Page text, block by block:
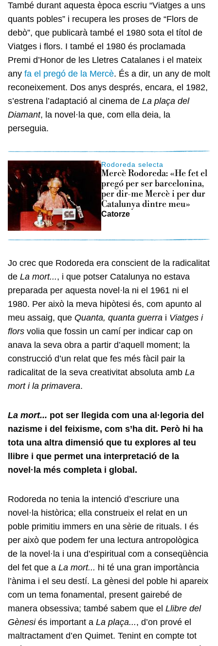
També durant aquesta època escriu “Viatges a uns
quants pobles” i recupera les proses de “Flors de
debò”, que publicarà també el 1980 sota el títol de
Viatges i flors. I també el 1980 és proclamada
Premi d’Honor de les Lletres Catalanes i el mateix
any fa el pregó de la Mercè. És a dir, un any de molt
reconeixement. Dos anys després, encara, el 1982,
s’estrena l’adaptació al cinema de La plaça del
Diamant, la novel·la que, com ella deia, la
perseguia.
Rodoreda selecta
Mercè Rodoreda: «He fet el
pregó per ser barcelonina,
per dir-me Mercè i per dur
Catalunya dintre meu»
Catorze
Jo crec que Rodoreda era conscient de la radicalitat
de La mort..., i que potser Catalunya no estava
preparada per aquesta novel·la ni el 1961 ni el
1980. Per això la meva hipòtesi és, com apunto al
meu assaig, que Quanta, quanta guerra i Viatges i
flors volia que fossin un camí per indicar cap on
anava la seva obra a partir d’aquell moment; la
construcció d’un relat que fes més fàcil pair la
radicalitat de la seva creativitat absoluta amb La
mort i la primavera.
La mort... pot ser llegida com una al·legoria del
nazisme i del feixisme, com s’ha dit. Però hi ha
tota una altra dimensió que tu explores al teu
llibre i que permet una interpretació de la
novel·la més completa i global.
Rodoreda no tenia la intenció d’escriure una
novel·la històrica; ella construeix el relat en un
poble primitiu immers en una sèrie de rituals. I és
per això que podem fer una lectura antropològica
de la novel·la i una d’espiritual com a conseqüència
del fet que a La mort... hi té una gran importància
l’ànima i el seu destí. La gènesi del poble hi apareix
com un tema fonamental, present gairebé de
manera obsessiva; també sabem que el Llibre del
Gènesiés important a La plaça..., d’on prové el
maltractament d’en Quimet. Tenint en compte tot